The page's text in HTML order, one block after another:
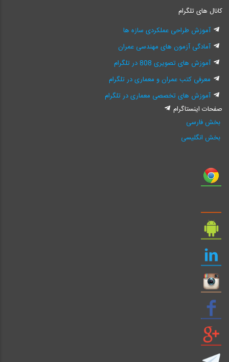
کانال های تلگرام
آموزش طراحی عملکردی سازه ها
آمادگی آزمون های مهندسی عمران
آموزش های تصویری 808 در تلگرام
معرفی کتب عمران و معماری در تلگرام
آموزش های تخصصی معماری در تلگرام
صفحات اینستاگرام
بخش فارسی
بخش انگلیسی